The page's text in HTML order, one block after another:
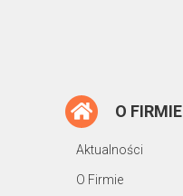
O FIRMIE
Aktualności
O Firmie